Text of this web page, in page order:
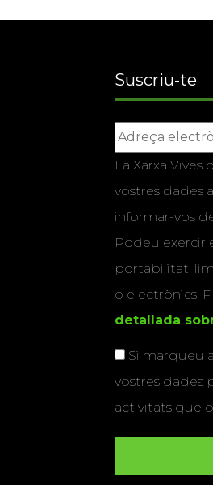
Suscriu-te
La Xarxa Vives
vostres dades
informar-vos
Podeu exercir
portabilitat,
o electrònics.
detallada
Si marqueu
vostres dades
activitats que